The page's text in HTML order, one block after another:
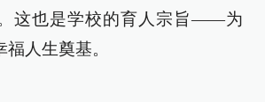
这也是学校的育人宗旨——为
人生奠基。